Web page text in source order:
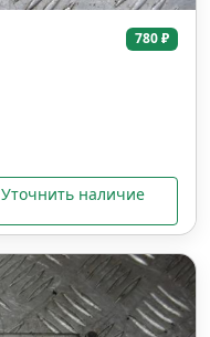
780 ₽
Уточнить наличие